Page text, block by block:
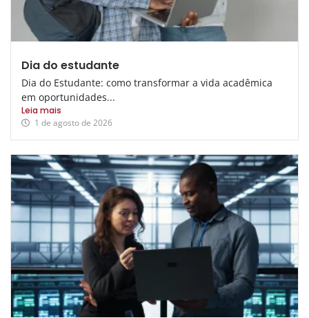
Dia do estudante
Dia do Estudante: como transformar a vida acadêmica
em oportunidades...
Leia mais
1 de agosto de 2026